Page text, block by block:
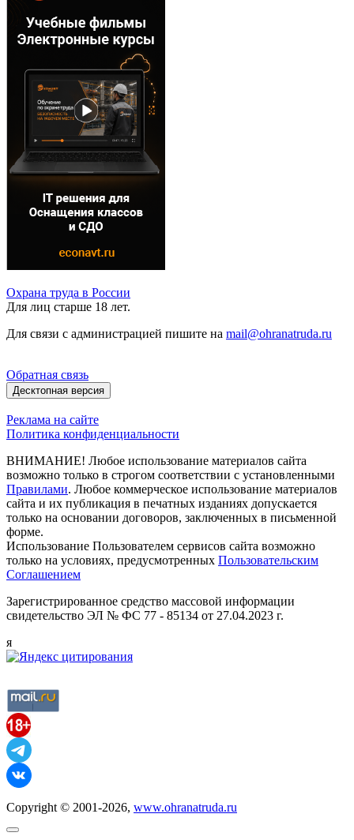
Охрана труда в России
Для лиц старше 18 лет.
Для связи с администрацией пишите на mail@ohranatruda.ru
Обратная связь
Десктопная версия
Реклама на сайте
Политика конфиденциальности
ВНИМАНИЕ! Любое использование материалов сайта
возможно только в строгом соответствии с установленными
Правилами. Любое коммерческое использование материалов
сайта и их публикация в печатных изданиях допускается
только на основании договоров, заключенных в письменной
форме.
Использование Пользователем сервисов сайта возможно
только на условиях, предусмотренных Пользовательским
Соглашением
Зарегистрированное средство массовой информации
свидетельство ЭЛ № ФС 77 - 85134 от 27.04.2023 г.
я
Copyright © 2001-2026, www.ohranatruda.ru